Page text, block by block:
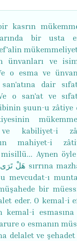
kasrın
bir usta
ünvanları ve
o esma ve
dair
o san'at ve
şuun-u zâtiye
kabiliyet-i
mahiyet-i
Aynen
mevcudat-ı
bir
eder. O kemal-i
i esmasına
o esmanın
delalet ve şehadet